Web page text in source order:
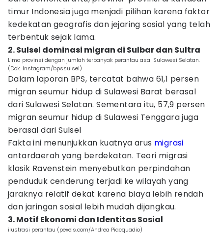
timur Indonesia juga menjadi pilihan karena faktor
kedekatan geografis dan jejaring sosial yang telah
terbentuk sejak lama.
2. Sulsel dominasi migran di Sulbar dan Sultra
Lima provinsi dengan jumlah terbanyak perantau asal Sulawesi Selatan.
(Dok. Instagram/bpssulsel)
Dalam laporan BPS, tercatat bahwa 61,1 persen
migran seumur hidup di Sulawesi Barat berasal
dari Sulawesi Selatan. Sementara itu, 57,9 persen
migran seumur hidup di Sulawesi Tenggara juga
berasal dari Sulsel
Fakta ini menunjukkan kuatnya arus migrasi
antardaerah yang berdekatan. Teori migrasi
klasik Ravenstein menyebutkan perpindahan
penduduk cenderung terjadi ke wilayah yang
jaraknya relatif dekat karena biaya lebih rendah
dan jaringan sosial lebih mudah dijangkau.
3. Motif Ekonomi dan Identitas Sosial
ilustrasi perantau (pexels.com/Andrea Piacquadio)